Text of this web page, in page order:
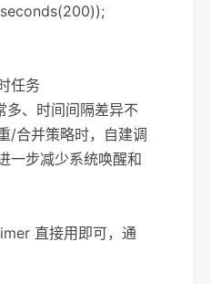
任务
多、时间间隔差异不
/合并策略时，自建调
一步减少系统唤醒和
直接用即可，通